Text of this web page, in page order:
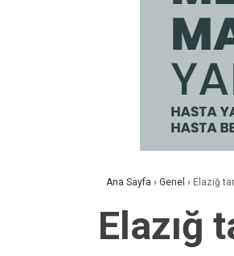
Ana Sayfa › Genel › Elazığ
Elazığ